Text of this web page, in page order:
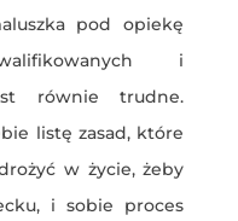
pod opiekę
i
równie trudne.
listę zasad, które
w życie, żeby
i sobie proces